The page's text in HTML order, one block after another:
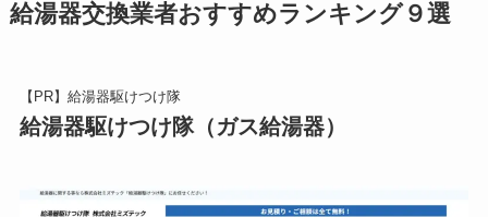
給湯器交換業者おすすめランキング９選
【PR】給湯器駆けつけ隊
給湯器駆けつけ隊（ガス給湯器）